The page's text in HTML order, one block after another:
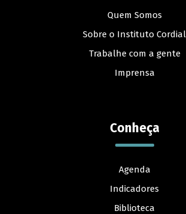
Quem Somos
Sobre o Instituto Cordial
Trabalhe com a gente
Imprensa
Conheça
Agenda
Indicadores
Biblioteca